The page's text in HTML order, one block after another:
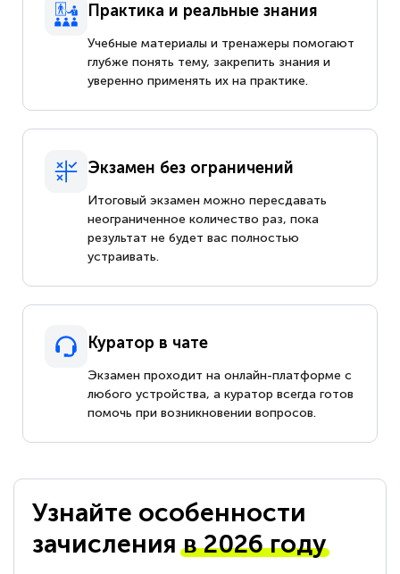
Практика и реальные знания
Учебные материалы и тренажеры помогают
глубже понять тему, закрепить знания и
уверенно применять их на практике.
Экзамен без ограничений
Итоговый экзамен можно пересдавать
неограниченное количество раз, пока
результат не будет вас полностью
устраивать.
Куратор в чате
Экзамен проходит на онлайн-платформе с
любого устройства, а куратор всегда готов
помочь при возникновении вопросов.
Узнайте особенности
зачисленияв 2026 году